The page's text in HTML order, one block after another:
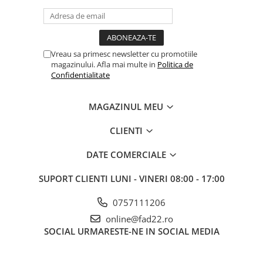
Prelungitoare si derulatoare
Prize, intrerupatoare si stechere
Intrerupatoare
Corpuri si surse de iluminat
Becuri si tuburi LED
Stalpi gard
Vreau sa primesc newsletter cu promotiile
magazinului. Afla mai multe in Politica de
Confidentialitate
MAGAZINUL MEU
CLIENTI
DATE COMERCIALE
SUPORT CLIENTI LUNI - VINERI 08:00 - 17:00
0757111206
online@fad22.ro
SOCIAL URMARESTE-NE IN SOCIAL MEDIA